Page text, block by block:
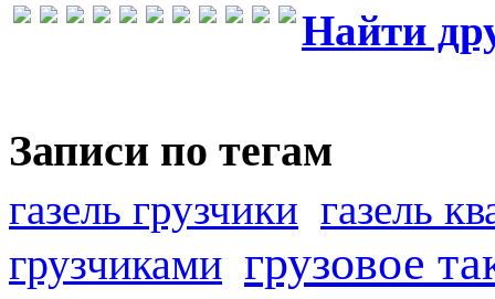
Найти
Записи по тегам
газель грузчики газель
грузчиками грузовое